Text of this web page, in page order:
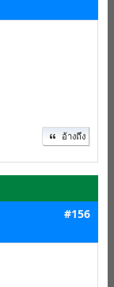
อ้างถึง
#156